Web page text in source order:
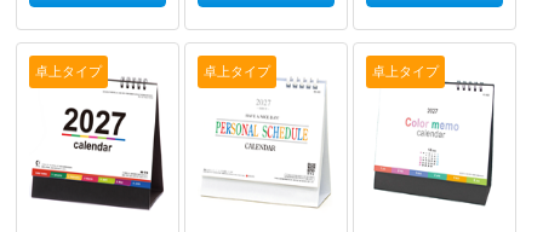
卓上タイプ 卓上タイプ 卓上タイプ